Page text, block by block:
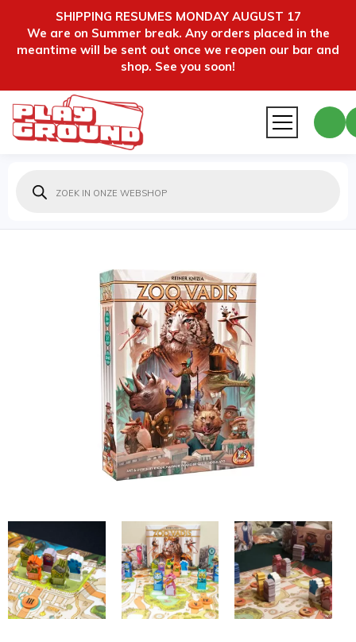
SHIPPING RESUMES MONDAY AUGUST 17
We are on Summer break. Any orders placed in the
meantime will be sent out once we reopen our bar and
shop. See you soon!
zoeken